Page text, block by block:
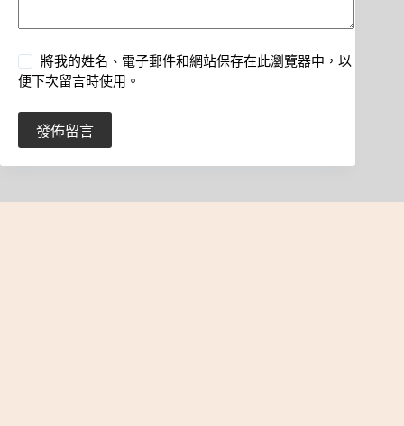
將我的姓名、電子郵件和網站保存在此瀏覽器中，以
便下次留言時使用。
發佈留言